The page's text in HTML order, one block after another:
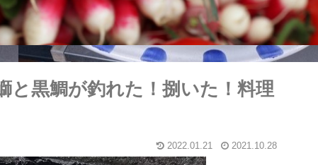
と黒鯛が釣れた！捌いた！料理
2022.01.21 2021.10.28